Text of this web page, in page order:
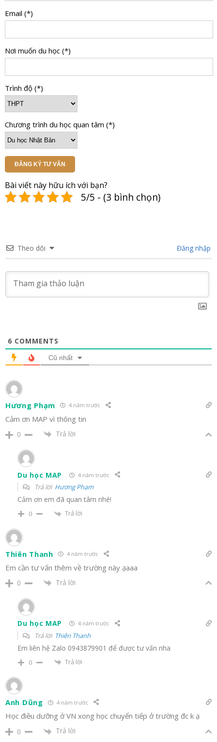
Email (*)
Nơi muốn du học (*)
Trình độ (*)
Chương trình du học quan tâm (*)
ĐĂNG KÝ TƯ VẤN
Bài viết này hữu ích với bạn?
5/5 - (3 bình chọn)
Theo dõi Đăng nhập
6 COMMENTS
Cũ nhất
Hương Phạm 4 năm trước
Cảm ơn MAP vì thông tin
0 Trả lời
Du học MAP 4 năm trước
Trả lời Hương Phạm
Cảm ơn em đã quan tâm nhé!
0 Trả lời
Thiên Thanh 4 năm trước
Em cần tư vấn thêm về trường này ạaaa
0 Trả lời
Du học MAP 4 năm trước
Trả lời Thiên Thanh
Em liên hệ Zalo 0943879901 để được tư vấn nha
0 Trả lời
Anh Dũng 4 năm trước
Học điều dưỡng ở VN xong học chuyển tiếp ở trường đc k ạ
0 Trả lời